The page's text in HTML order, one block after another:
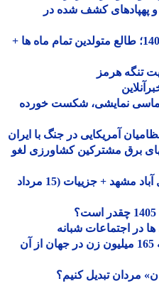
کشف شده در
فال شمع فردا جمعه 16 مرداد 1405؛ طالع متولدین تمام ماه ها +
هرمز
نمایشی، شکست خورده
آمریکایی در جنگ با ایران
برق مشترکین کشاورزی لغو
تصادف مرگبار پژو در بلوار وکیل آباد مشهد + جزییات (15 مرداد
اجتماعات شبانه
«آندومتریوز» بیماری دردناکی که 165 میلیون زن در جهان از آن
تبدیل کنیم؟